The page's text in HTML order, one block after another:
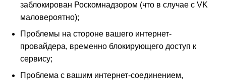
заблокирован Роскомнадзором (что в случае с VK
маловероятно);
Проблемы на стороне вашего интернет-
провайдера, временно блокирующего доступ к
сервису;
Проблема с вашим интернет-соединением,